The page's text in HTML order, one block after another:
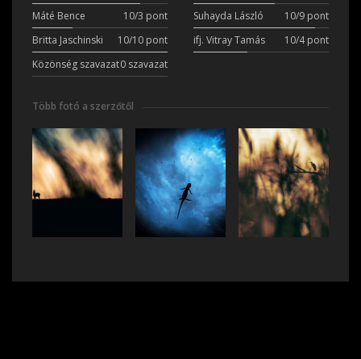
Máté Bence
10/3 pont Suhayda László
10/9 pont
Britta Jaschinski
10/10 pont ifj. Vitray Tamás
10/4 pont
Közönség szavazat0 szavazat
Több fotó a szerzőtől